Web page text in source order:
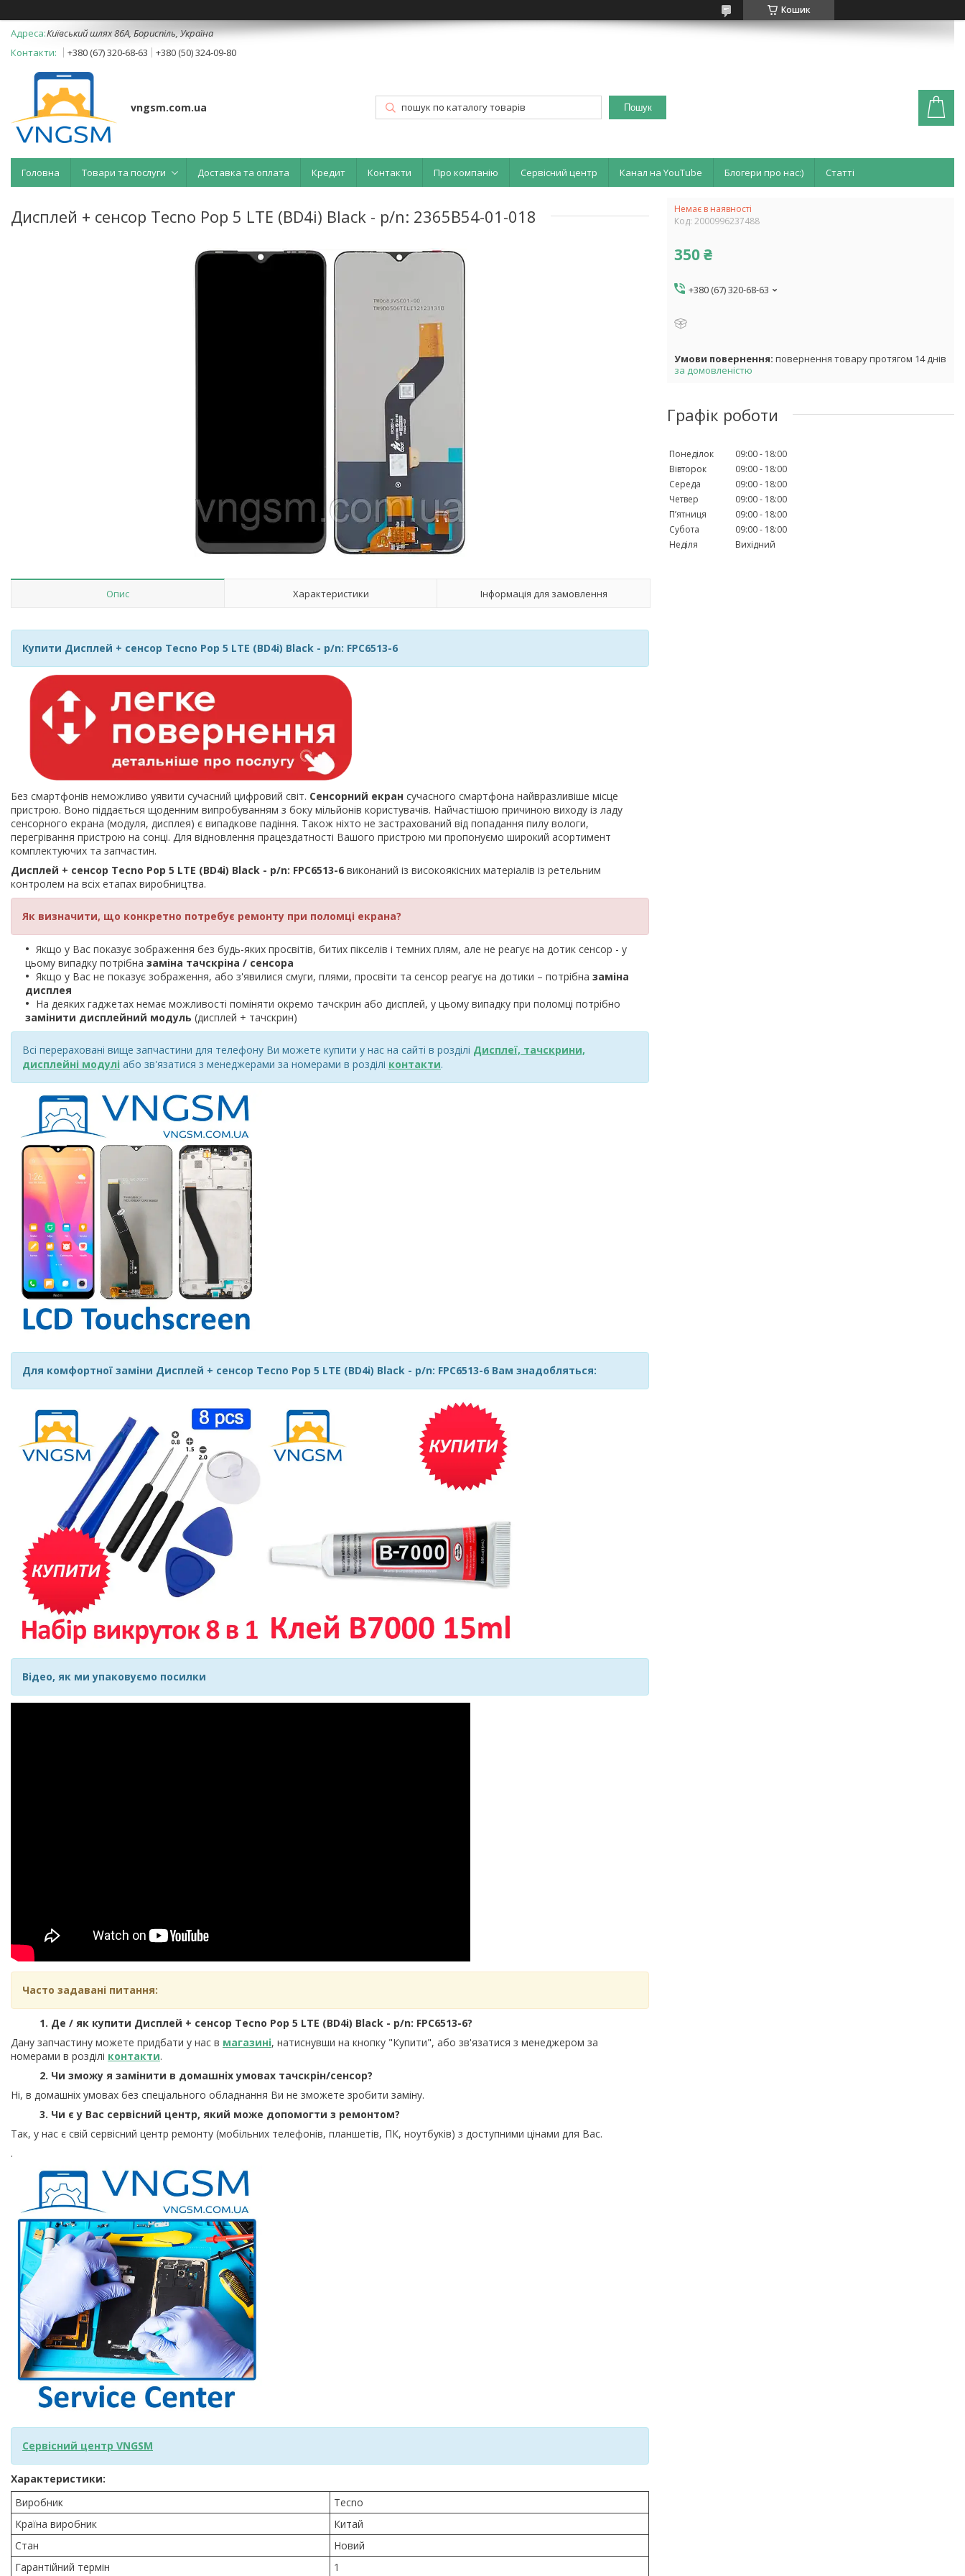
Кошик
Київський шлях 86А, Бориспіль, Україна
+380 (67) 320-68-63
+380 (50) 324-09-80
vngsm.com.ua Пошук
Головна Товари та послуги Доставка та оплата Кредит Контакти Про компанію Сервісний центр Канал на YouTube Блогери про нас:) Статті
Дисплей + сенсор Tecno Pop 5 LTE (BD4i) Black - p/n: 2365B54-01-018
Опис Характеристики Інформація для замовлення
Купити Дисплей + сенсор Tecno Pop 5 LTE (BD4i) Black - p/n: FPC6513-6
Без смартфонів неможливо уявити сучасний цифровий світ. Сенсорний екран сучасного смартфона найвразливіше місце
пристрою. Воно піддається щоденним випробуванням з боку мільйонів користувачів. Найчастішою причиною виходу із ладу
сенсорного екрана (модуля, дисплея) є випадкове падіння. Також ніхто не застрахований від попадання пилу вологи,
перегрівання пристрою на сонці. Для відновлення працездатності Вашого пристрою ми пропонуємо широкий асортимент
комплектуючих та запчастин.
Дисплей + сенсор Tecno Pop 5 LTE (BD4i) Black - p/n: FPC6513-6 виконаний із високоякісних матеріалів із ретельним
контролем на всіх етапах виробництва.
Як визначити, що конкретно потребує ремонту при поломці екрана?
Якщо у Вас показує зображення без будь-яких просвітів, битих пікселів і темних плям, але не реагує на дотик сенсор - у
цьому випадку потрібна заміна тачскріна / сенсора
Якщо у Вас не показує зображення, або з'явилися смуги, плями, просвіти та сенсор реагує на дотики – потрібна заміна
дисплея
На деяких гаджетах немає можливості поміняти окремо тачскрин або дисплей, у цьому випадку при поломці потрібно
замінити дисплейний модуль (дисплей + тачскрин)
Всі перераховані вище запчастини для телефону Ви можете купити у нас на сайті в розділі Дисплеї, тачскрини,
дисплейні модулі або зв'язатися з менеджерами за номерами в розділі контакти.
Для комфортної заміни Дисплей + сенсор Tecno Pop 5 LTE (BD4i) Black - p/n: FPC6513-6 Вам знадобляться:
Відео, як ми упаковуємо посилки
Часто задавані питання:
1. Де / як купити Дисплей + сенсор Tecno Pop 5 LTE (BD4i) Black - p/n: FPC6513-6?
Дану запчастину можете придбати у нас в магазині, натиснувши на кнопку "Купити", або зв'язатися з менеджером за
номерами в розділі контакти.
2. Чи зможу я замінити в домашніх умовах тачскрін/сенсор?
Ні, в домашніх умовах без спеціального обладнання Ви не зможете зробити заміну.
3. Чи є у Вас сервісний центр, який може допомогти з ремонтом?
Так, у нас є свій сервісний центр ремонту (мобільних телефонів, планшетів, ПК, ноутбуків) з доступними цінами для Вас.
.
Сервісний центр VNGSM
Характеристики:
Виробник
Tecno
Країна виробник
Китай
Стан
Новий
Гарантійний термін
1
Немає в наявності
Код: 2000996237488
350 ₴
+380 (67) 320-68-63
повернення товару протягом 14 днів
за домовленістю
Графік роботи
Понеділок 09:00
18:00
Вівторок
09:00
18:00
Середа
09:00
18:00
Четвер
09:00
18:00
Пʼятниця
09:00
18:00
Субота
09:00
18:00
Неділя
Вихідний